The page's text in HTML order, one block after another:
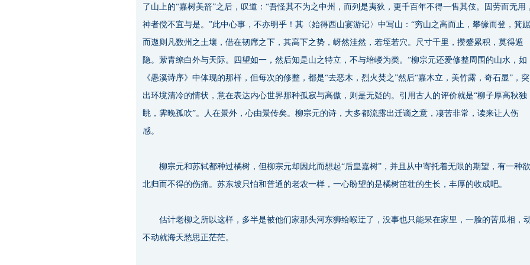
了山上的“嘉树美箭”之后，叹道：“吾怪其不为之中州，而列是夷狄，更千百年不得一售其伎。固劳而无用
神者傥不宜与是。”此中心事，不亦明乎！其〈始得西山宴游记〉中写山：“穷山之高而止，攀缘而登，箕踞
而遨则凡数州之土壤，借在韧席之下，其高下之势，岈然洼然，若垤若穴。尺寸千里，攒蹙累积，莫得遁
隐。萦青缭白外与天际。四望如一，然后知是山之特立，不与培嵝为类。”柳宗元还爱修整周围的山水，如
《愚溪诗序》中体现的那样，但每次的修整，都是“去恶木，烈火焚之”然后“嘉木立，美竹露，奇石显”，突
出环境清冷的情状，意在表达内心世界那种孤寂与高傲，则是无疑的。引用古人的评价就是“柳子厚高秋独
眺，霁晚孤吹”。人在景外，心由景传矣。柳宗元的诗，大多都流露出迁谪之意，凄苦非常，读来让人伤
感。
柳宗元和苏轼都种过橘树，但柳宗元却因此而想起“后皇嘉树”，并且从中寄托着无限的期望，有一种欲
北归而不得的伤痛。苏东坡只怕和普通的老农一样，一心盼望的是橘树茁壮的生长，丰厚的收成吧。
估计老柳之所以这样，多半是被他们家那头河东狮给喉迂了，没事也只能呆在家里，一脸的苦瓜相，
不动就海天愁思正茫茫。